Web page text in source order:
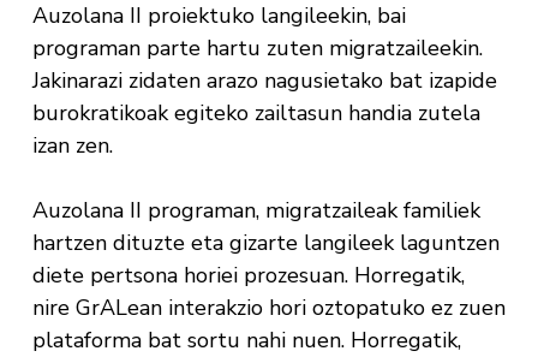
Auzolana II proiektuko langileekin, bai
programan parte hartu zuten migratzaileekin.
Jakinarazi zidaten arazo nagusietako bat izapide
burokratikoak egiteko zailtasun handia zutela
izan zen.
Auzolana II programan, migratzaileak familiek
hartzen dituzte eta gizarte langileek laguntzen
diete pertsona horiei prozesuan. Horregatik,
nire GrALean interakzio hori oztopatuko ez zuen
plataforma bat sortu nahi nuen. Horregatik,